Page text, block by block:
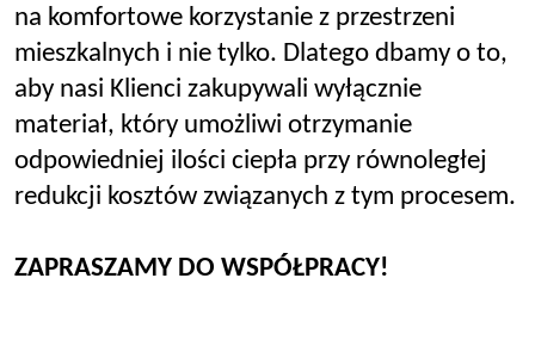
na komfortowe korzystanie z przestrzeni
mieszkalnych i nie tylko. Dlatego dbamy o to,
aby nasi Klienci zakupywali wyłącznie
materiał, który umożliwi otrzymanie
odpowiedniej ilości ciepła przy równoległej
redukcji kosztów związanych z tym procesem.
ZAPRASZAMY DO WSPÓŁPRACY!